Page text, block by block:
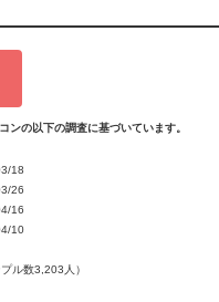
ンの以下の調査に基づいています。
18
26
16
10
ル数3,203人）